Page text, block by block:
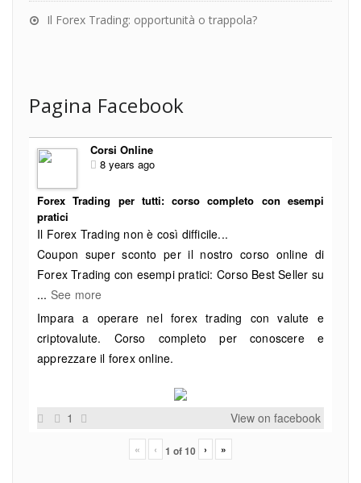
Il Forex Trading: opportunità o trappola?
Pagina Facebook
Corsi Online
8 years ago
Forex Trading per tutti: corso completo con esempi
pratici
Il Forex Trading non è così difficile...
Coupon super sconto per il nostro corso online di
Forex Trading con esempi pratici: Corso Best Seller su
... See more
Impara a operare nel forex trading con valute e
criptovalute. Corso completo per conoscere e
apprezzare il forex online.
1 View on facebook
« ‹ 1 of10 › »